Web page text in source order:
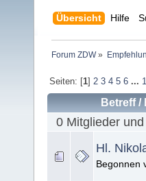
Übersicht Hilfe
Forum ZDW»
Seiten: [1] 2 3 4 5 6 ...
Betreff/
0 Mitglieder
Hl.
Begonnen